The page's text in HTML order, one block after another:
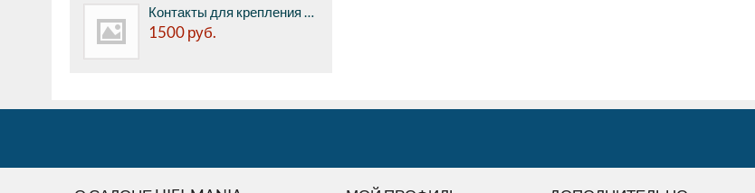
Контакты для крепления картриджа к тонарму Pro-Ject Pin IT (8 шт. в комплекте)
1500руб.